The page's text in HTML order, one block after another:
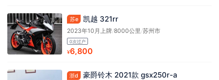
苏e 凯越 321rr
2023年10月上牌/8000公里 /苏州市
0次过户
¥6,800
浙d 豪爵铃木 2021款 gsx250r-a